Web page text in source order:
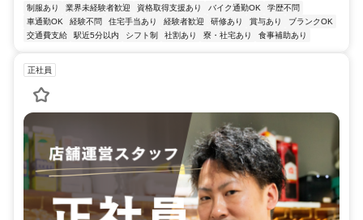
制服あり 業界未経験者歓迎 資格取得支援あり バイク通勤OK
学歴不問
車通勤OK
経験不問 住宅手当あり 経験者歓迎 研修あり 賞与あり
ブランクOK
交通費支給
駅近5分以内 シフト制 社割あり 寮・社宅あり 食事補助あり
正社員